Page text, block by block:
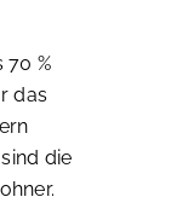
70 %
das
die